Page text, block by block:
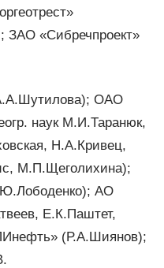
ЗАО «Сибречпроект»
ОАО
наук М.И.Таранюк,
Н.А.Кривец,
М.П.Щеголихина);
АО
Е.К.Паштет,
(Р.А.Шиянов);